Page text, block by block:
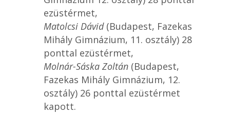
ezüstérmet,
Matolcsi Dávid(Budapest, Fazekas
Mihály Gimnázium, 11. osztály) 28
ponttal ezüstérmet,
Molnár-Sáska Zoltán(Budapest,
Fazekas Mihály Gimnázium, 12.
osztály) 26 ponttal ezüstérmet
kapott.